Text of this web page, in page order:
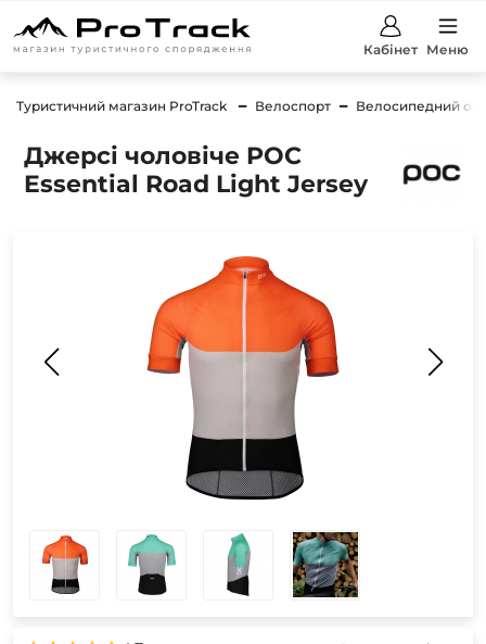
Кабінет Меню
Туристичний магазин ProTrack Велоспорт Велосипедний
Джерсі чоловіче POC
Essential Road Light Jersey